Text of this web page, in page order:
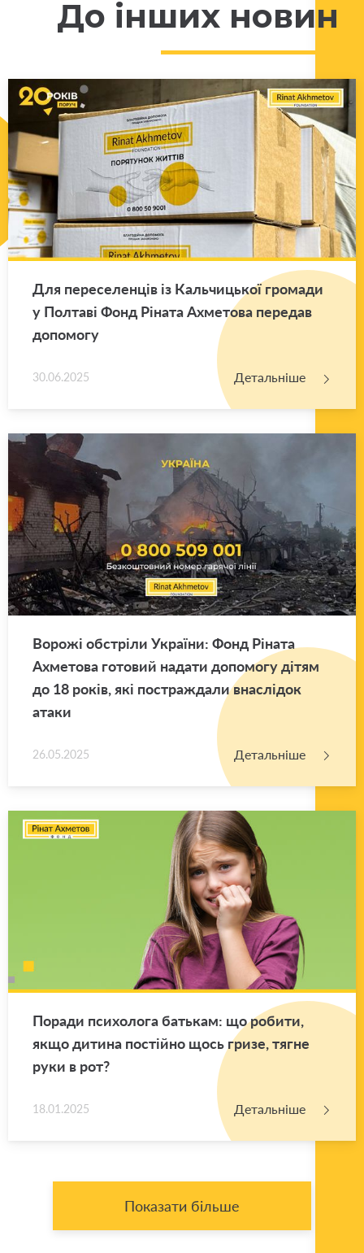
До інших новин
Для пе­ре­се­лен­ців із Каль­чи­цької гро­ма­ди
у Пол­та­ві Фонд Рі­на­та Ахме­то­ва пе­ре­дав
до­по­мо­гу
30.06.2025 Детальніше
Во­ро­жі об­стрі­ли Укра­ї­ни: Фонд Рі­на­та
Ахме­то­ва го­то­вий на­да­ти до­по­мо­гу дітям
до 18 років, які по­стра­жда­ли вна­слі­док
атаки
26.05.2025 Детальніше
По­ра­ди пси­хо­ло­га ба­тькам: що ро­би­ти,
якщо ди­ти­на по­стій­но щось гризе, тягне
руки в рот?
18.01.2025 Детальніше
Показати більше